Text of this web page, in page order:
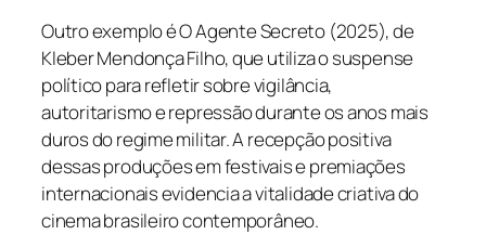
Outro exemplo éO Agente Secreto(2025), de
Kleber Mendonça Filho, que utiliza o suspense
político para refletir sobre vigilância,
autoritarismo e repressão durante os anos mais
duros do regime militar. A recepção positiva
dessas produções em festivais e premiações
internacionais evidencia a vitalidade criativa do
cinema brasileiro contemporâneo.